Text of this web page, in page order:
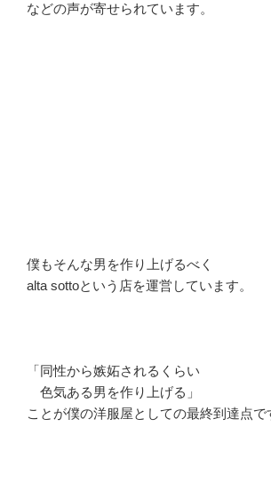
などの声が寄せられています。
僕もそんな男を作り上げるべく
alta sottoという店を運営しています。
「同性から嫉妬されるくらい
色気ある男を作り上げる」
ことが僕の洋服屋としての最終到達点で